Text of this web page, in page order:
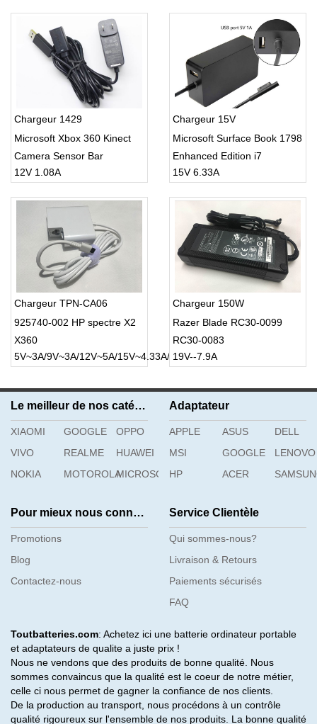
Chargeur 1429
Microsoft Xbox 360 Kinect
Camera Sensor Bar
12V 1.08A
Chargeur 15V
Microsoft Surface Book 1798
Enhanced Edition i7
15V 6.33A
Chargeur TPN-CA06
925740-002 HP spectre X2
X360
5V~3A/9V~3A/12V~5A/15V~4.33A/20V~3.25A
Chargeur 150W
Razer Blade RC30-0099
RC30-0083
19V--7.9A
Le meilleur de nos catégories
XIAOMI GOOGLE
OPPO
VIVO
REALME
HUAWEI
NOKIA
MOTOROLAMICROSOFT
Adaptateur
APPLE ASUS
DELL
MSI
GOOGLE
LENOVO
HP
ACER
Pour mieux nous connaître
Promotions
Blog
Contactez-nous
Service Clientèle
Qui sommes-nous?
Livraison & Retours
Paiements sécurisés
FAQ
Toutbatteries.com: Achetez ici une batterie ordinateur portable
et adaptateurs de qualite a juste prix !
Nous ne vendons que des produits de bonne qualité. Nous
sommes convaincus que la qualité est le coeur de notre métier,
celle ci nous permet de gagner la confiance de nos clients.
De la production au transport, nous procédons à un contrôle
qualité rigoureux sur l'ensemble de nos produits. La bonne qualité